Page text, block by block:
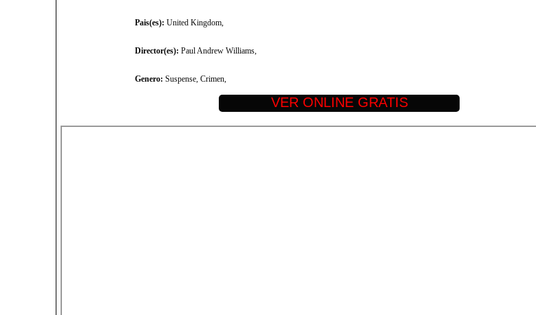
Pais(es): United Kingdom,
Director(es): Paul Andrew Williams,
Genero: Suspense, Crimen,